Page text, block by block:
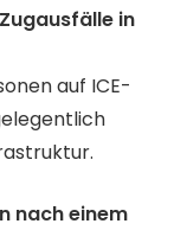
in
auf ICE-
nach einem